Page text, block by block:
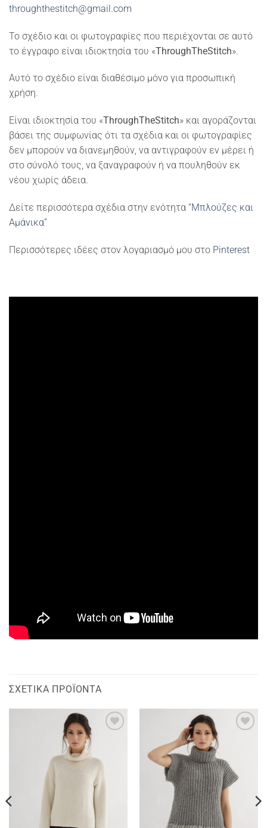
throughthestitch@gmail.com
Το σχέδιο και οι φωτογραφίες που περιέχονται σε αυτό
το έγγραφο είναι ιδιοκτησία του «ThroughTheStitch».
Αυτό το σχέδιο είναι διαθέσιμο μόνο για προσωπική
χρήση.
Είναι ιδιοκτησία του «ThroughTheStitch» και αγοράζονται
βάσει της συμφωνίας ότι τα σχέδια και οι φωτογραφίες
δεν μπορούν να διανεμηθούν, να αντιγραφούν εν μέρει ή
στο σύνολό τους, να ξαναγραφούν ή να πουληθούν εκ
νέου χωρίς άδεια.
Δείτε περισσότερα σχέδια στην ενότητα “Μπλούζες και
Αμάνικα”
Περισσότερες ιδέες στον λογαριασμό μου στο Pinterest
ΣΧΕΤΙΚΆ ΠΡΟΪΌΝΤΑ